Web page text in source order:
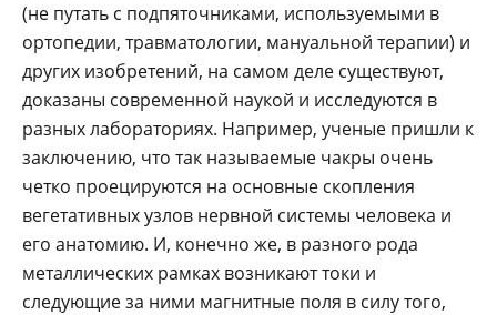
(не путать с подпяточниками, используемыми в
ортопедии, травматологии, мануальной терапии) и
других изобретений, на самом деле существуют,
доказаны современной наукой и исследуются в
разных лабораториях. Например, ученые пришли к
заключению, что так называемые чакры очень
четко проецируются на основные скопления
вегетативных узлов нервной системы человека и
его анатомию. И, конечно же, в разного рода
металлических рамках возникают токи и
следующие за ними магнитные поля в силу того,